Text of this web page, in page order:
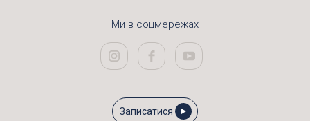
Ми в соцмережах
Записатися